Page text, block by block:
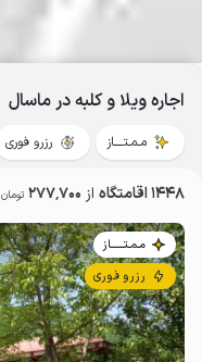
اجاره ویلا و کلبه در ماسال
مـمـتــــاز رزرو فوری
1448 اقامتگاه از 277٬700 تومان
مـمـتــــــاز
رزرو فوری